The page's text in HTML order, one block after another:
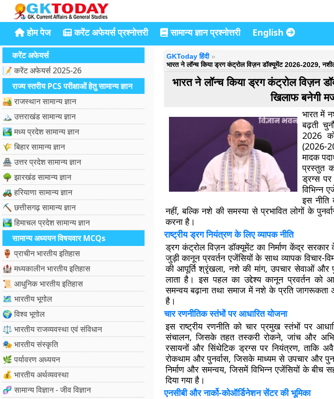
होम पेज करेंट अफेयर्स प्रश्नोत्तरी सामान्य ज्ञान प्रश्नोत्तरी English
करेंट अफेयर्स
📝 करेंट अफेयर्स 2025-26
राज्य स्तरीय PCS परीक्षाओं हेतु सामान्य ज्ञान
🏜️ राजस्थान सामान्य ज्ञान
🏔️ उत्तराखंड सामान्य ज्ञान
🏞️ मध्य प्रदेश सामान्य ज्ञान
🌾 बिहार सामान्य ज्ञान
🏯 उत्तर प्रदेश सामान्य ज्ञान
🌳 झारखंड सामान्य ज्ञान
🚜 हरियाणा सामान्य ज्ञान
⛏️ छत्तीसगढ़ सामान्य ज्ञान
🏞️ हिमाचल प्रदेश सामान्य ज्ञान
सामान्य अध्ययन विषयवार MCQs
🏺 प्राचीन भारतीय इतिहास
🏰 मध्यकालीन भारतीय इतिहास
📜 आधुनिक भारतीय इतिहास
🗺️ भारतीय भूगोल
🌍 विश्व भूगोल
⚖️ भारतीय राजव्यवस्था एवं संविधान
🎭 भारतीय संस्कृति
🌿 पर्यावरण अध्ययन
💰 भारतीय अर्थव्यवस्था
🧬 सामान्य विज्ञान - जीव विज्ञान
GKToday हिंदी
भारत ने लॉन्च किया ड्रग कंट्रोल विज़न डॉक्यूमेंट 2026-2029,
भारत ने लॉन्च किया ड्रग कंट्रोल विज़न
खिलाफ बनेगी
भारत में
बढ़ती
2026
(2026-
मादक
प्रस्तुत
ड्रग्स पर
विभिन्न
इस नीति
नहीं, बल्कि नशे की समस्या से प्रभावित लोगों के
करना है।
राष्ट्रीय ड्रग नियंत्रण के लिए व्यापक नीति
ड्रग कंट्रोल विज़न डॉक्यूमेंट का निर्माण केंद्र सरकार
जुड़ी कानून प्रवर्तन एजेंसियों के साथ व्यापक विचार-
की आपूर्ति श्रृंखला, नशे की मांग, उपचार सेवाओं और
लाता है। इस पहल का उद्देश्य कानून प्रवर्तन
समन्वय बढ़ाना तथा समाज में नशे के प्रति जागरूकता
है।
चार रणनीतिक स्तंभों पर आधारित योजना
इस राष्ट्रीय रणनीति को चार प्रमुख स्तंभों पर
संचालन, जिसके तहत तस्करी रोकने, जांच और
रसायनों और सिंथेटिक ड्रग्स पर नियंत्रण, ताकि
रोकथाम और पुनर्वास, जिसके माध्यम से उपचार और
निर्माण और समन्वय, जिसमें विभिन्न एजेंसियों के बीच
दिया गया है।
एनसीबी और नार्को-कोऑर्डिनेशन सेंटर की भूमिका